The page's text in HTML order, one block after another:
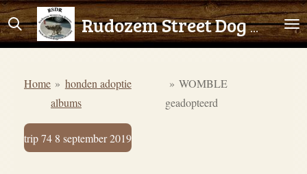
Ga
direct
hoofdinhoud
Rudozem Street Dog Rescue
Home » honden adoptie
albums
» WOMBLE
geadopteerd
trip 74 8 september 2019